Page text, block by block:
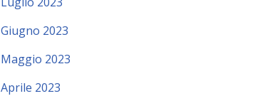
Giugno 2023
Maggio 2023
Aprile 2023